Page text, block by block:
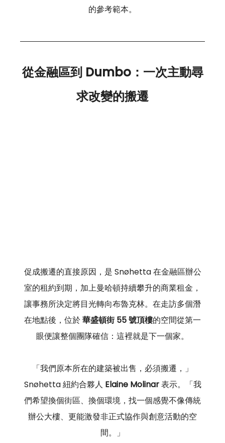
的參考範本。
從金融區到 Dumbo：一次主動尋
求改變的搬遷
促成搬遷的直接原因，是 Snøhetta 在金融區辦公
室的租約到期，加上曼哈頓持續攀升的商業租金，
讓事務所決定將目光轉向布魯克林。在走訪多個潛
在地點後，位於 華盛頓街 55 號頂樓的空間從第一
眼便讓整個團隊確信：這裡就是下一個家。
「我們原本所在的建築被出售，必須搬遷，」
Snøhetta 紐約合夥人 Elaine Molinar 表示。「我
們希望換個街區、換個環境，找一個感覺不像傳統
辦公大樓、更能激發非正式協作與創意活動的空
間。」